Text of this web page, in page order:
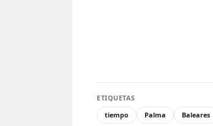
ETIQUETAS
tiempo
Palma Baleares